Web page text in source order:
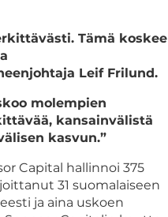
Tämä koskee
Leif Frilund.
molempien
kansainvälistä
kasvun.”
Capital hallinnoi 375
31 suomalaiseen
ja aina uskoen